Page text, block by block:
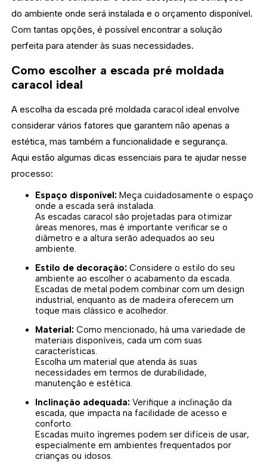
do ambiente onde será instalada e o orçamento disponível.
Com tantas opções, é possível encontrar a solução
perfeita para atender às suas necessidades.
Como escolher a escada pré moldada
caracol ideal
A escolha da escada pré moldada caracol ideal envolve
considerar vários fatores que garantem não apenas a
estética, mas também a funcionalidade e segurança.
Aqui estão algumas dicas essenciais para te ajudar nesse
processo:
Espaço disponível: Meça cuidadosamente o espaço
onde a escada será instalada.
As escadas caracol são projetadas para otimizar
áreas menores, mas é importante verificar se o
diâmetro e a altura serão adequados ao seu
ambiente.
Estilo de decoração: Considere o estilo do seu
ambiente ao escolher o acabamento da escada.
Escadas de metal podem combinar com um design
industrial, enquanto as de madeira oferecem um
toque mais clássico e acolhedor.
Material: Como mencionado, há uma variedade de
materiais disponíveis, cada um com suas
características.
Escolha um material que atenda às suas
necessidades em termos de durabilidade,
manutenção e estética.
Inclinação adequada: Verifique a inclinação da
escada, que impacta na facilidade de acesso e
conforto.
Escadas muito íngremes podem ser difíceis de usar,
especialmente em ambientes frequentados por
crianças ou idosos.